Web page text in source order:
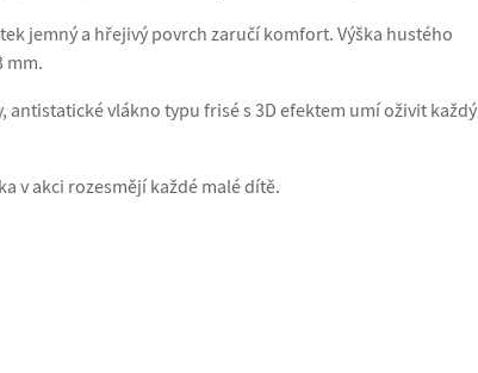
jemný a hřejivý povrch zaručí komfort. Výška hustého
mm.
antistatické vlákno typu frisé s 3D efektem umí oživit každý
v akci rozesmějí každé malé dítě.